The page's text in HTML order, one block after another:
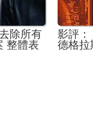
除所有
整體表
影評：
德格拉